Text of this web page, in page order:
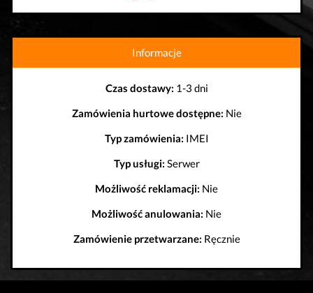
Informacje
Czas dostawy: 1-3 dni
Zamówienia hurtowe dostępne: Nie
Typ zamówienia: IMEI
Typ usługi: Serwer
Możliwość reklamacji: Nie
Możliwość anulowania: Nie
Zamówienie przetwarzane: Ręcznie